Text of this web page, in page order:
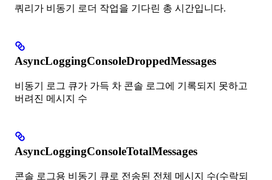
쿼리가 비동기 로더 작업을 기다린 총 시간입니다.
AsyncLoggingConsoleDroppedMessages
비동기 로그 큐가 가득 차 콘솔 로그에 기록되지 못하고
버려진 메시지 수
AsyncLoggingConsoleTotalMessages
콘솔 로그용 비동기 큐로 전송된 전체 메시지 수(수락되